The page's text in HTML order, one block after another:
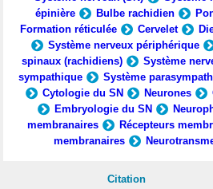
épinière
Bulbe rachidien
Formation réticulée
Cervelet
Système nerveux périphérique
spinaux (rachidiens)
Système
sympathique
Système
Cytologie du SN
Neurones
Embryologie du SN
membranaires
Récepteurs
membranaires
Citation